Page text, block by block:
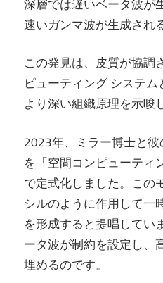
深層では遅いベータ波が
速いガンマ波が生成され
この発見は、皮質が協調
ピューティング システム
より深い組織原理を示唆
2023年、ミラー博士と
を「空間コンピューティ
で定式化しました。この
シルのように作用して一
を形成すると提唱してい
ータ波が制約を設定し、
埋めるのです。